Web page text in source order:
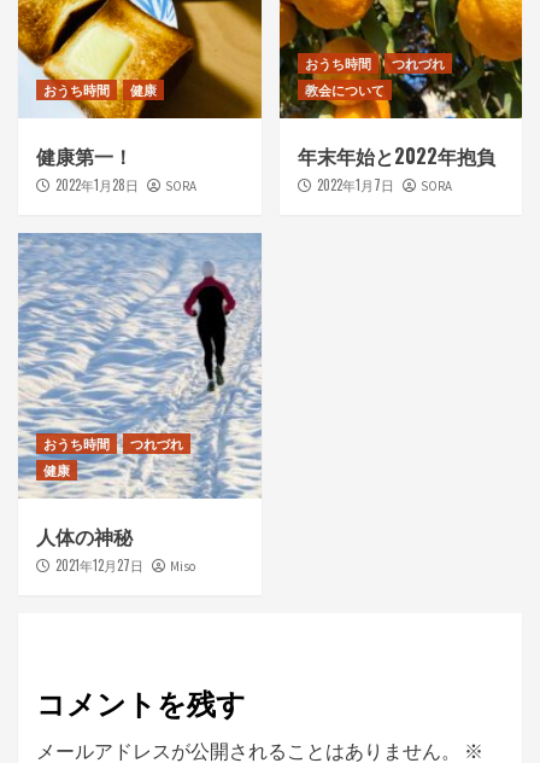
おうち時間 健康
健康第一！
2022年1月28日 SORA
おうち時間
つれづれ
教会について
年末年始と2022年抱負
2022年1月7日 SORA
おうち時間
つれづれ
健康
人体の神秘
2021年12月27日 Miso
コメントを残す
メールアドレスが公開されることはありません。
※